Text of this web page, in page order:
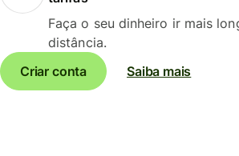
Faça o seu dinheiro ir mais
distância.
Criar conta
Saiba mais